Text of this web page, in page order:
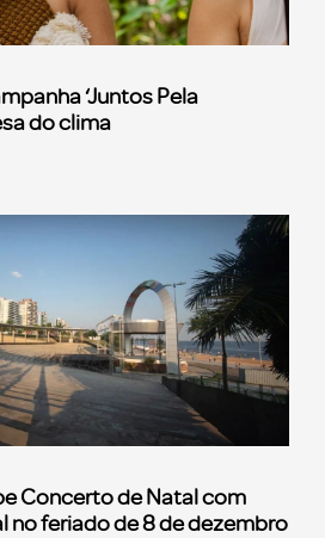
‘Juntos Pela
do clima
Concerto de Natal com
no feriado de 8 de dezembro